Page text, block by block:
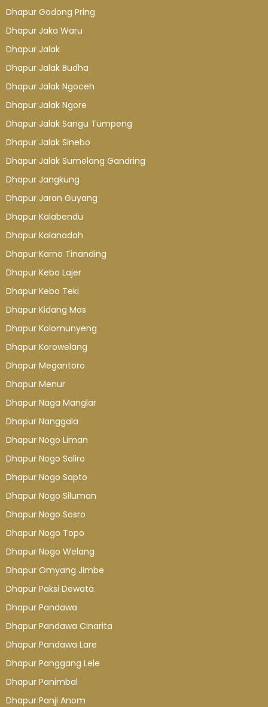
Dhapur Godong Pring
Dhapur Jaka Waru
Dhapur Jalak
Dhapur Jalak Budha
Dhapur Jalak Ngoceh
Dhapur Jalak Ngore
Dhapur Jalak Sangu Tumpeng
Dhapur Jalak Sinebo
Dhapur Jalak Sumelang Gandring
Dhapur Jangkung
Dhapur Jaran Guyang
Dhapur Kalabendu
Dhapur Kalanadah
Dhapur Karno Tinanding
Dhapur Kebo Lajer
Dhapur Kebo Teki
Dhapur Kidang Mas
Dhapur Kolomunyeng
Dhapur Korowelang
Dhapur Megantoro
Dhapur Menur
Dhapur Naga Manglar
Dhapur Nanggala
Dhapur Nogo Liman
Dhapur Nogo Saliro
Dhapur Nogo Sapto
Dhapur Nogo Siluman
Dhapur Nogo Sosro
Dhapur Nogo Topo
Dhapur Nogo Welang
Dhapur Omyang Jimbe
Dhapur Paksi Dewata
Dhapur Pandawa
Dhapur Pandawa Cinarita
Dhapur Pandawa Lare
Dhapur Panggang Lele
Dhapur Panimbal
Dhapur Panji Anom